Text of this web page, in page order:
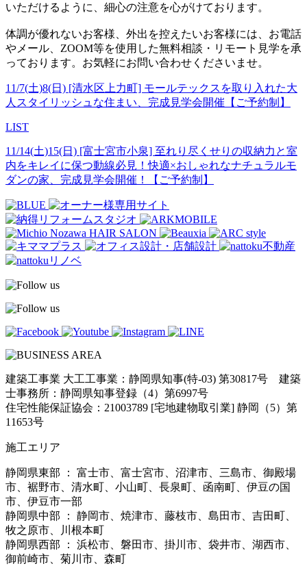
いただけるように、細心の注意を心がけております。
体調が優れないお客様、外出を控えたいお客様には、お電話
やメール、ZOOM等を使用した無料相談・リモート見学を承
っております。お気軽にお問い合わせくださいませ。
11/7(土)8(日) [清水区上力町] モールテックスを取り入れた大
人スタイリッシュな住まい、完成見学会開催【ご予約制】
LIST
11/14(土)15(日) [富士宮市小泉] 至れり尽くせりの収納力と室
内をキレイに保つ動線必見！快適×おしゃれなナチュラルモ
ダンの家、完成見学会開催！【ご予約制】
建築工事業 大工工事業：静岡県知事(特-03) 第30817号 建築
士事務所：静岡県知事登録（4）第6997号
住宅性能保証協会：21003789 [宅地建物取引業] 静岡（5）第
11653号
施工エリア
静岡県東部 ： 富士市、富士宮市、沼津市、三島市、御殿場
市、裾野市、清水町、小山町、長泉町、函南町、伊豆の国
市、伊豆市一部
静岡県中部 ： 静岡市、焼津市、藤枝市、島田市、吉田町、
牧之原市、川根本町
静岡県西部 ： 浜松市、磐田市、掛川市、袋井市、湖西市、
御前崎市、菊川市、森町